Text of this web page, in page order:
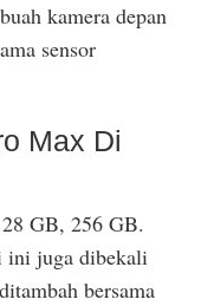
kamera depan
sensor
Max Di
GB, 256 GB.
ini juga dibekali
bersama